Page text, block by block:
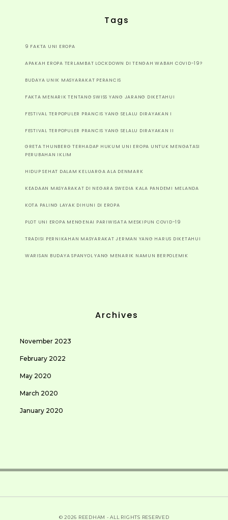
Tags
9 FAKTA UNI EROPA
APAKAH EROPA TERLAMBAT LOCKDOWN DI TENGAH WABAH COVID-19?
BUDAYA UNIK MASYARAKAT PERANCIS
FAKTA MENARIK TENTANG SWISS YANG JARANG DIKETAHUI
FESTIVAL TERPOPULER PRANCIS YANG SELALU DIRAYAKAN I
FESTIVAL TERPOPULER PRANCIS YANG SELALU DIRAYAKAN II
GRETA THUNBERG TERHADAP HUKUM UNI EROPA UNTUK MENGATASI
PERUBAHAN IKLIM
HIDUP SEHAT DALAM KELUARGA ALA DENMARK
KEADAAN MASYARAKAT DI NEGARA SWEDIA KALA PANDEMI MELANDA
KOTA PALING LAYAK DIHUNI DI EROPA
PLOT UNI EROPA MENGENAI PARIWISATA MESKIPUN COVID-19
TRADISI PERNIKAHAN MASYARAKAT JERMAN YANG HARUS DIKETAHUI
WARISAN BUDAYA SPANYOL YANG MENARIK NAMUN BERPOLEMIK
Archives
November 2023
February 2022
May 2020
March 2020
January 2020
© 2026 REEDHAM - ALL RIGHTS RESERVED